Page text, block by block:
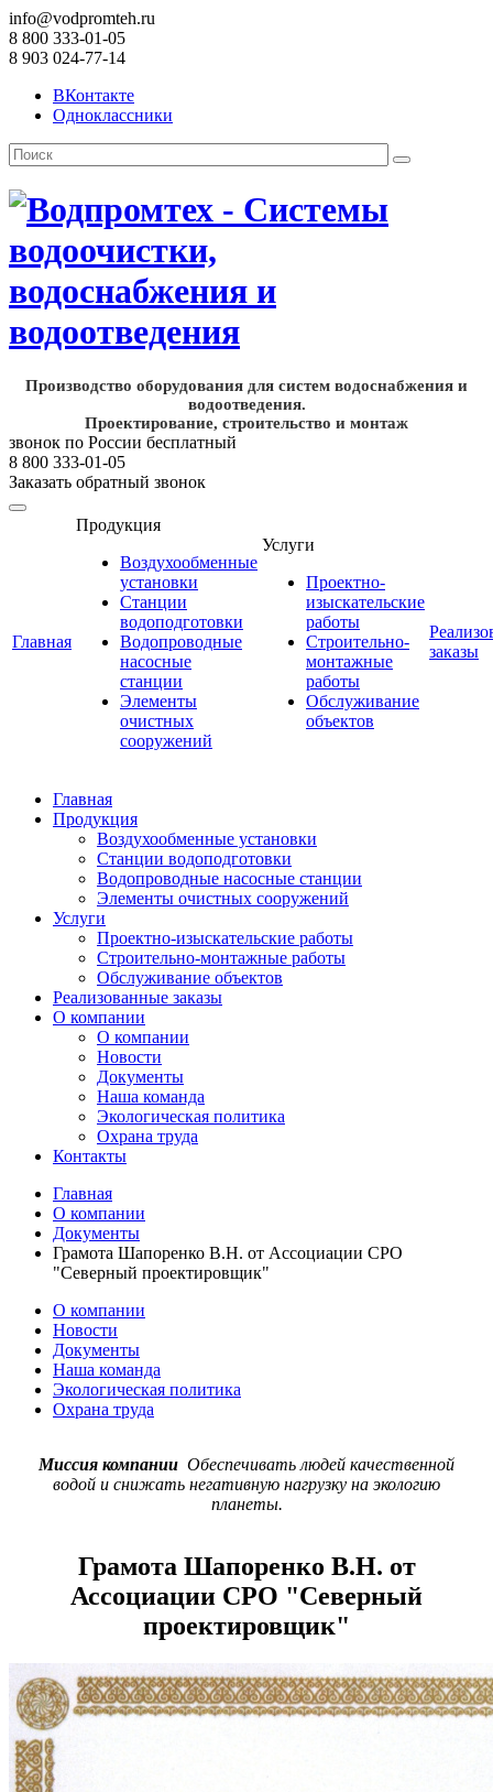
info@vodpromteh.ru
8 800 333-01-05
8 903 024-77-14
ВКонтакте
Одноклассники
Производство оборудования для систем водоснабжения и
водоотведения.
Проектирование, строительство и монтаж
звонок по России бесплатный
8 800 333-01-05
Заказать обратный звонок
Главная
Продукция
Воздухообменные
установки
Станции
водоподготовки
Водопроводные
насосные
станции
Элементы
очистных
сооружений
Услуги
Проектно-
изыскательские
работы
Строительно-
монтажные
работы
Обслуживание
объектов
заказы
Главная
Продукция
Воздухообменные установки
Станции водоподготовки
Водопроводные насосные станции
Элементы очистных сооружений
Услуги
Проектно-изыскательские работы
Строительно-монтажные работы
Обслуживание объектов
Реализованные заказы
О компании
О компании
Новости
Документы
Наша команда
Экологическая политика
Охрана труда
Контакты
Главная
О компании
Документы
Грамота Шапоренко В.Н. от Ассоциации СРО
"Северный проектировщик"
О компании
Новости
Документы
Наша команда
Экологическая политика
Охрана труда
Миссия компании Обеспечивать людей качественной
водой и снижать негативную нагрузку на экологию
планеты.
Грамота Шапоренко В.Н. от
Ассоциации СРО "Северный
проектировщик"